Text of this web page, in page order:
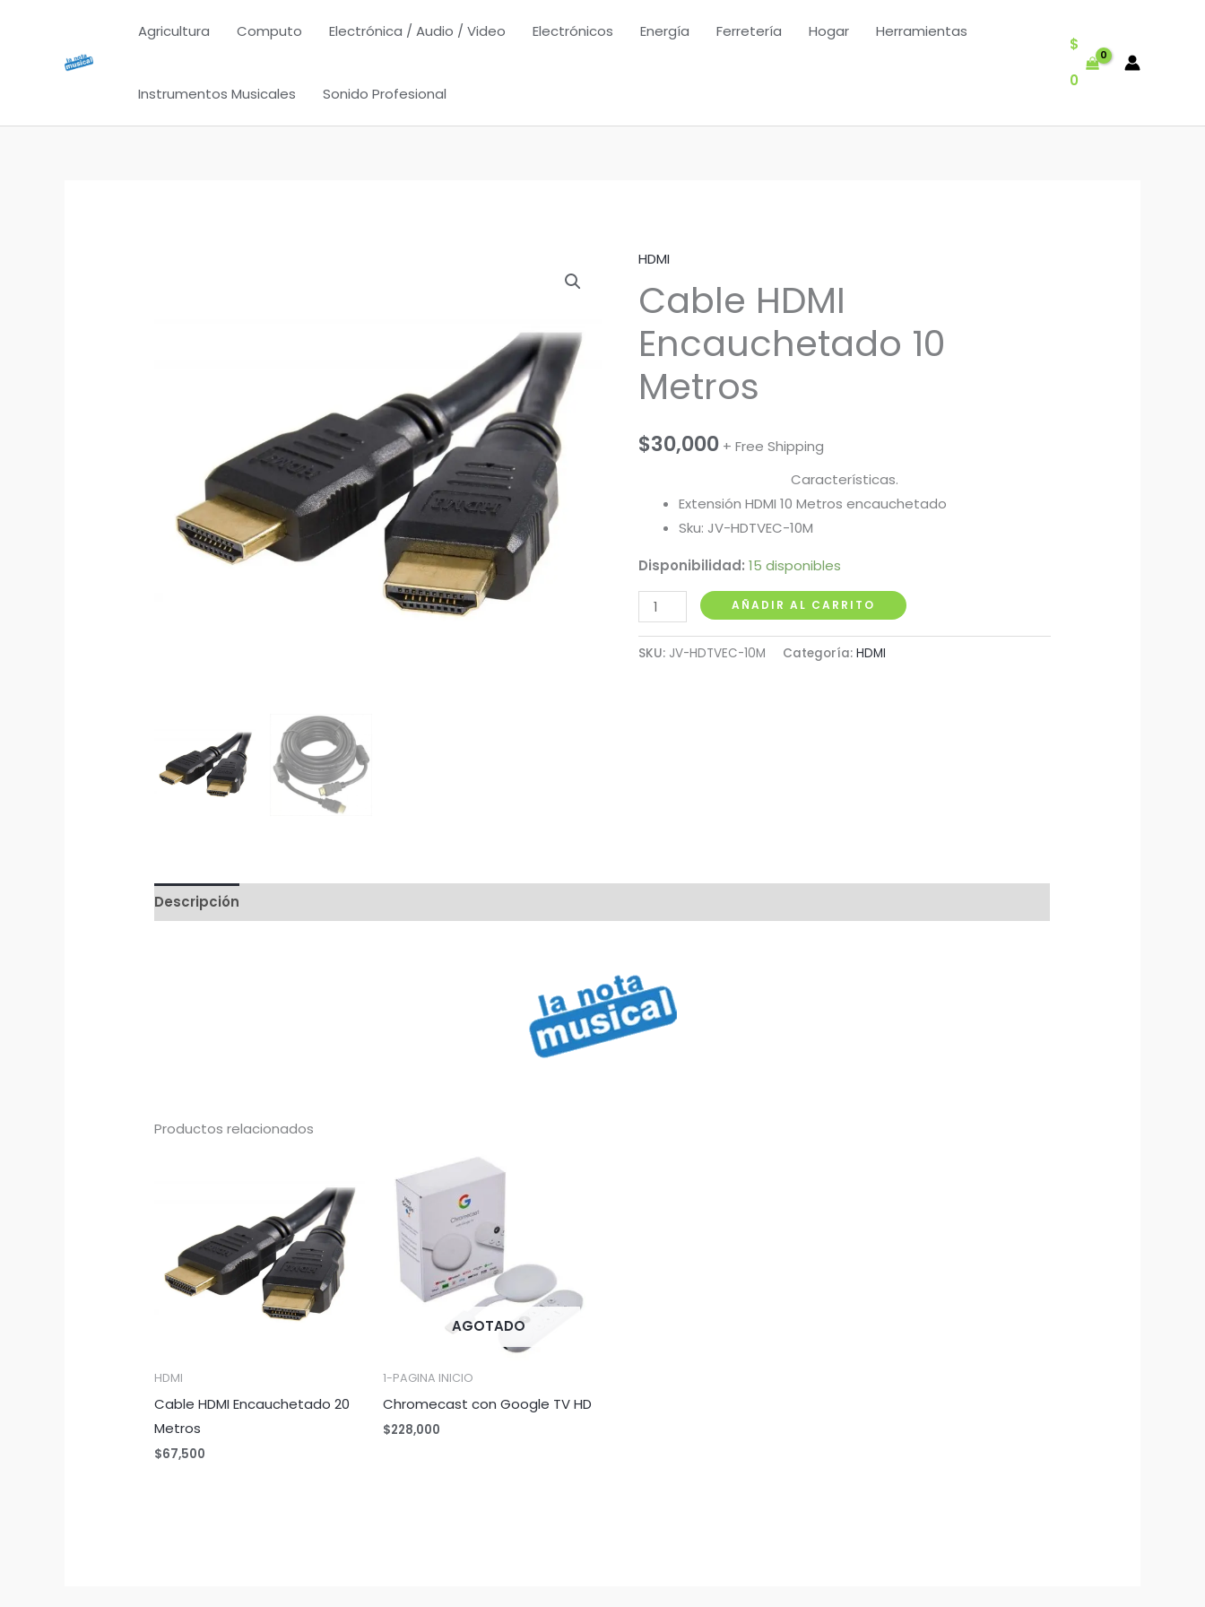
contenido
Agricultura Computo Electrónica / Audio / Video Electrónicos Energía Ferretería Hogar Herramientas
Instrumentos Musicales Sonido Profesional
$
0
HDMI
Cable HDMI
Encauchetado 10
Metros
$30,000 + Free Shipping
Características.
Extensión HDMI 10 Metros encauchetado
Sku: JV-HDTVEC-10M
Disponibilidad: 15 disponibles
Cable
HDMI
Encauchetado
AÑADIR AL CARRITO
SKU: JV-HDTVEC-10M Categoría: HDMI
Descripción
Productos relacionados
HDMI
Cable HDMI Encauchetado 20
Metros
$67,500
AGOTADO
1-PAGINA INICIO
Chromecast con Google TV HD
$228,000